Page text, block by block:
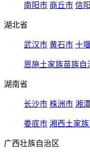
南阳市 商丘市 信
湖北省
武汉市 黄石市 十
恩施土家族苗族自
湖南省
长沙市 株洲市 湘
娄底市 湘西土家
广西壮族自治区